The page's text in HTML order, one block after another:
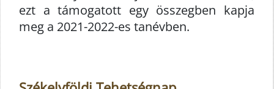
ezt a támogatott egy összegben kapja
meg a 2021-2022-es tanévben.